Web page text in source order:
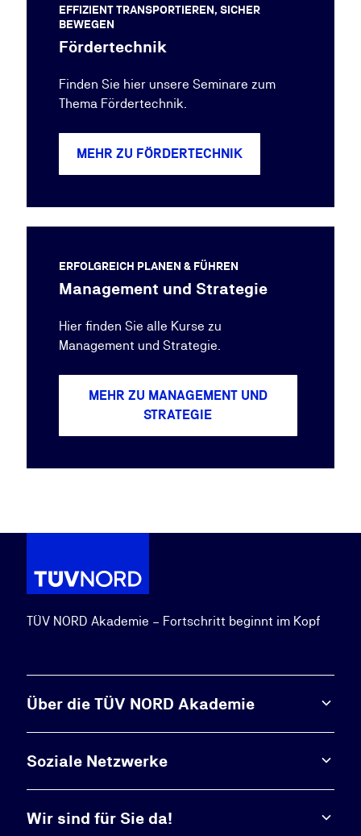
EFFIZIENT TRANSPORTIEREN, SICHER
BEWEGEN
Fördertechnik
Finden Sie hier unsere Seminare zum
Thema Fördertechnik.
MEHR ZU FÖRDERTECHNIK
ERFOLGREICH PLANEN & FÜHREN
Management und Strategie
Hier finden Sie alle Kurse zu
Management und Strategie.
MEHR ZU MANAGEMENT UND
STRATEGIE
TÜV NORD Akademie – Fortschritt beginnt im Kopf
Über die TÜV NORD Akademie
Soziale Netzwerke
Wir sind für Sie da!